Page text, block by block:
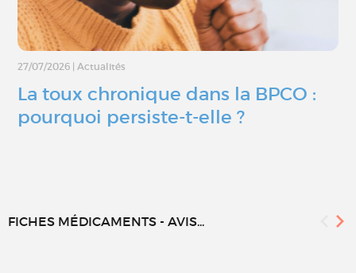
27/07/2026 Actualités
La toux chronique dans la BPCO :
pourquoi persiste-t-elle ?
FICHES MÉDICAMENTS - AVIS...